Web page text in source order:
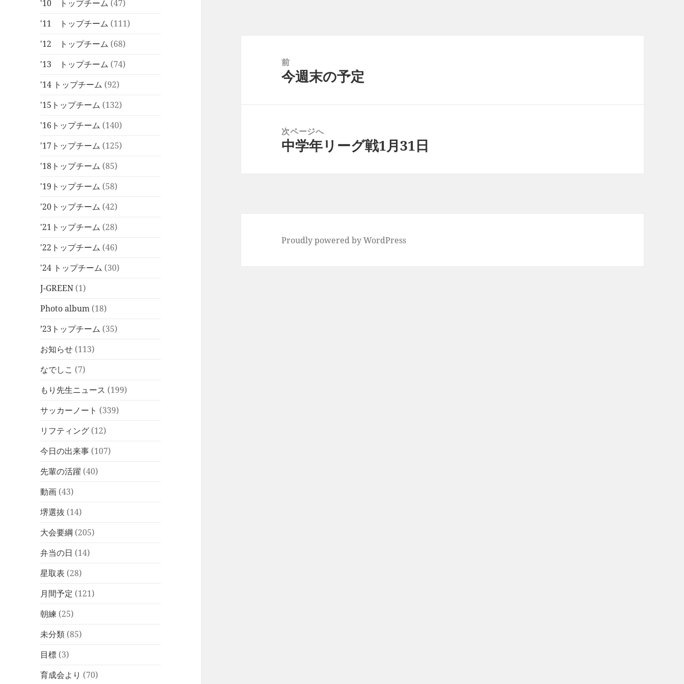
'10 トップチーム (47)
'11 トップチーム (111)
'12 トップチーム (68)
'13 トップチーム (74)
'14 トップチーム (92)
'15トップチーム (132)
'16トップチーム (140)
'17トップチーム (125)
'18トップチーム (85)
'19トップチーム (58)
'20トップチーム (42)
'21トップチーム (28)
'22トップチーム (46)
'24 トップチーム (30)
J-GREEN (1)
Photo album (18)
’23トップチーム (35)
お知らせ (113)
なでしこ (7)
もり先生ニュース (199)
サッカーノート (339)
リフティング (12)
今日の出来事 (107)
先輩の活躍 (40)
動画 (43)
堺選抜 (14)
大会要綱 (205)
弁当の日 (14)
星取表 (28)
月間予定 (121)
朝練 (25)
未分類 (85)
目標 (3)
育成会より (70)
前
前
今週末の予定
次ページへ
次
中学年リーグ戦1月31日
Proudly powered by WordPress